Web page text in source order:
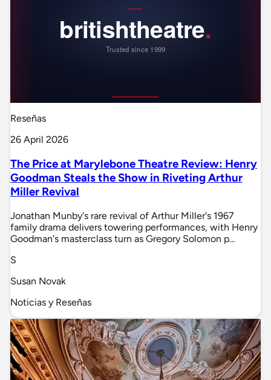
Reseñas
26 April 2026
The Price at Marylebone Theatre Review: Henry
Goodman Steals the Show in Riveting Arthur
Miller Revival
Jonathan Munby's rare revival of Arthur Miller's 1967
family drama delivers towering performances, with Henry
Goodman's masterclass turn as Gregory Solomon p…
S
Susan Novak
Noticias y Reseñas